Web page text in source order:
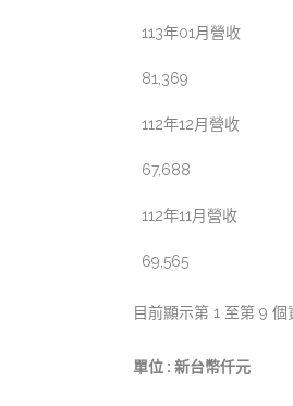
113年01月營收
81,369
112年12月營收
67,688
112年11月營收
69,565
目前顯示第 1 至第 9
單位 : 新台幣仟元